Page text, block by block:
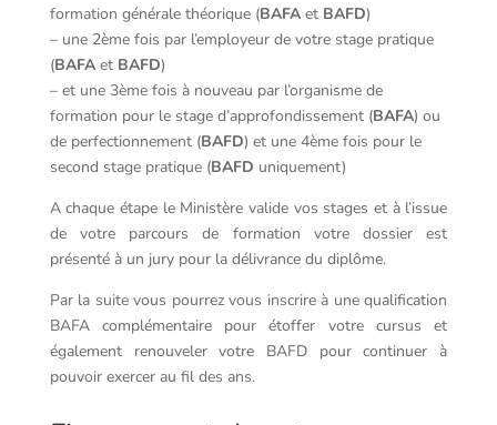
formation générale théorique (BAFAetBAFD)
– une 2ème fois par l’employeur de votre stage pratique
(BAFAet BAFD)
– et une 3ème fois à nouveau par l’organisme de
formation pour le stage d’approfondissement (BAFA) ou
de perfectionnement (BAFD) et une 4ème fois pour le
second stage pratique (BAFD uniquement)
A chaque étape le Ministère valide vos stages et à l’issue
de votre parcours de formation votre dossier est
présenté à un jury pour la délivrance du diplôme.
Par la suite vous pourrez vous inscrire à une qualification
BAFA complémentaire pour étoffer votre cursus et
également renouveler votre BAFD pour continuer à
pouvoir exercer au fil des ans.